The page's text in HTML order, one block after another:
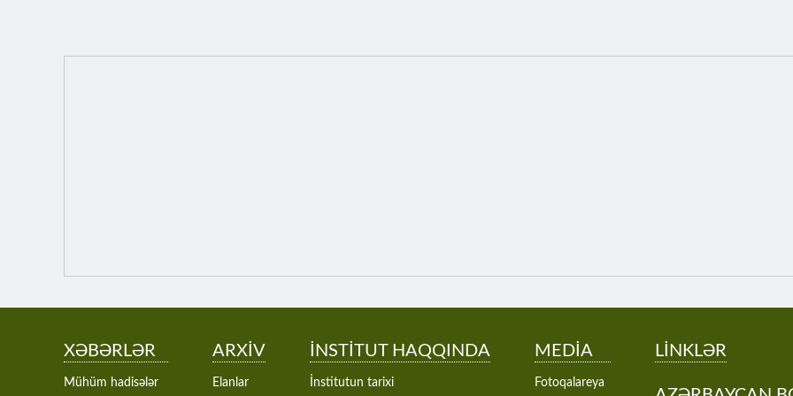
XƏBƏRLƏR
Mühüm hadisələr
ARXİV
Elanlar
İNSTİTUT HAQQINDA
İnstitutun tarixi
MEDİA
Fotoqalareya
LİNKLƏR